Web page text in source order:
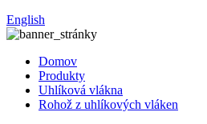
English
Domov
Produkty
Uhlíková vlákna
Rohož z uhlíkových vláken